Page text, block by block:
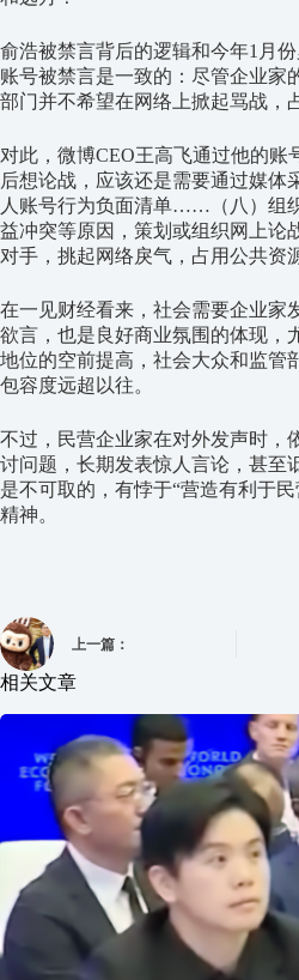
俞浩被禁言背后的逻辑和今年1 月
账号被禁言是一致的：尽管企业家
部门并不希望在网络上掀起骂战，
对此，微博CEO王高飞通过他的账
后想论战，应该还是需要通过媒体
人账号行为负面清单…… （八）组
益冲突等原因，策划或组织网上论
对手，挑起网络戾气，占用公共资
在一见财经看来，社会需要企业家
欲言，也是良好商业氛围的体现，
地位的空前提高，社会大众和监管
包容度远超以往。
不过，民营企业家在对外发声时，
讨问题，长期发表惊人言论，甚至
是不可取的，有悖于“营造有利于
精神。
上一篇：
相关文章